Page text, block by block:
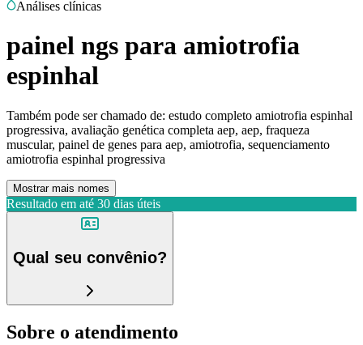
Análises clínicas
painel ngs para amiotrofia
espinhal
Também pode ser chamado de: estudo completo amiotrofia espinhal
progressiva, avaliação genética completa aep, aep, fraqueza
muscular, painel de genes para aep, amiotrofia, sequenciamento
amiotrofia espinhal progressiva
Mostrar mais nomes
Resultado em até 30 dias úteis
Qual seu convênio?
Sobre o atendimento